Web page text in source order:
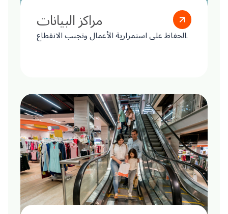
مراكز البيانات
الحفاظ على استمرارية الأعمال وتجنب الانقطاع.